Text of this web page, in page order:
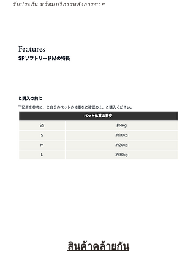
รับประกัน พร้อมบริการหลังการขาย
สินค้าคล้ายกัน